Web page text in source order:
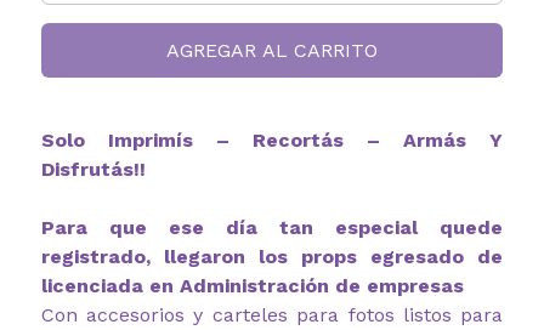
AGREGAR AL CARRITO
Solo Imprimís – Recortás – Armás Y
Disfrutás!!
Para que ese día tan especial quede
registrado, llegaron los props egresado de
licenciada en Administración de empresas
Con accesorios y carteles para fotos listos para